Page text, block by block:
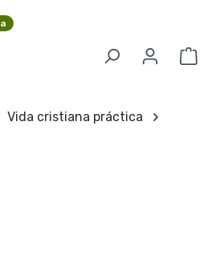
El
Vida cristiana práctica